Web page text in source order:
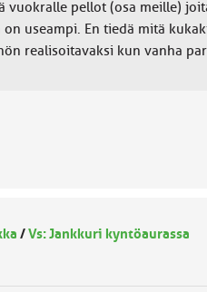
vuokralle pellot (osa meille)
useampi. En tiedä mitä
realisoitavaksi kun vanha
/Vs: Jankkuri kyntöaurassa